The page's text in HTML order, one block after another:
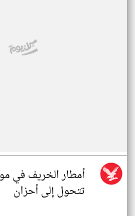
أمطار الخريف في
تتحول إلى أحزان